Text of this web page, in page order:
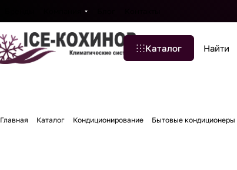
Каталог
Главная Каталог Кондиционирование Бытовые кондиционеры